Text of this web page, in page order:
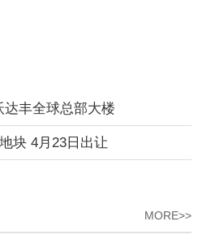
丰全球总部大楼
块 4月23日出让
MORE>>